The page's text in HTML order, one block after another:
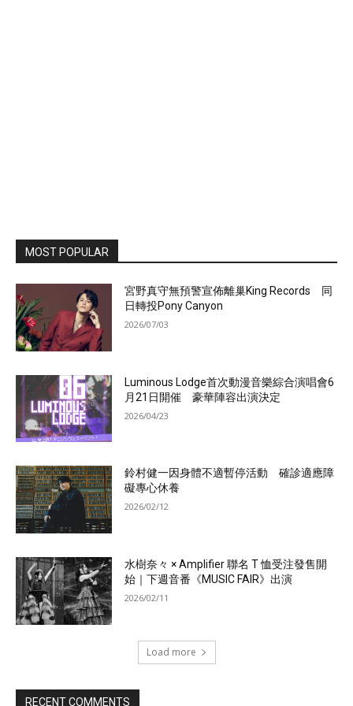
MOST POPULAR
宮野真守無預警宣佈離巢King Records 同
日轉投Pony Canyon
2026/07/03
Luminous Lodge首次動漫音樂綜合演唱會6
月21日開催 豪華陣容出演決定
2026/04/23
鈴村健一因身體不適暫停活動 確診適應障
礙專心休養
2026/02/12
水樹奈々 × Amplifier 聯名 T 恤受注發售開
始｜下週音番《MUSIC FAIR》出演
2026/02/11
Load more
RECENT COMMENTS